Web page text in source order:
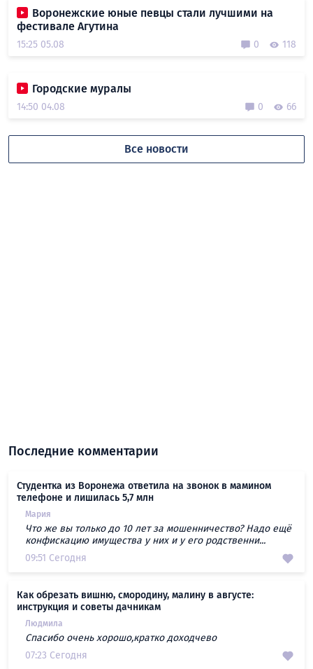
Воронежские юные певцы стали лучшими на
фестивале Агутина
15:25 05.08 0 118
Городские муралы
14:50 04.08 0 66
Все новости
Последние комментарии
Студентка из Воронежа ответила на звонок в мамином
телефоне и лишилась 5,7 млн
Мария
Что же вы только до 10 лет за мошенничество? Надо ещё
конфискацию имущества у них и у его родственни...
09:51 Сегодня
Как обрезать вишню, смородину, малину в августе:
инструкция и советы дачникам
Людмила
Спасибо очень хорошо,кратко доходчево
07:23 Сегодня